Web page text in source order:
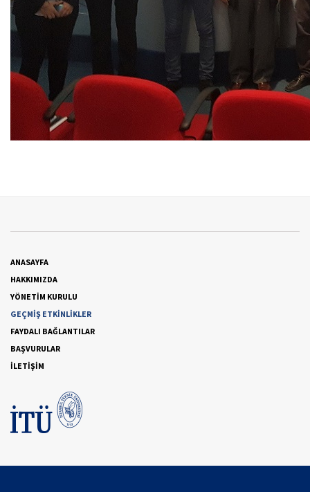
ANASAYFA
HAKKIMIZDA
YÖNETİM KURULU
GEÇMİŞ ETKİNLİKLER
FAYDALI BAĞLANTILAR
BAŞVURULAR
İLETİŞİM